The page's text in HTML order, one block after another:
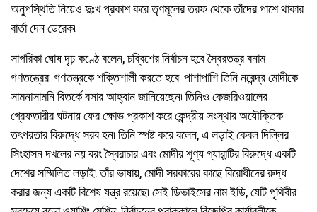
অনুপস্থিতি নিয়েও দুঃখ প্রকাশ করে তৃণমূলের তরফ থেকে তাঁদের পাশে থাকার
বার্তা দেন ডেরেক৷
সাগরিকা ঘোষ দৃঢ় কণ্ঠে বলেন, চব্বিশের নির্বাচন হবে স্বৈরতন্ত্র বনাম
গণতন্ত্রের৷ গণতন্ত্রকে শক্তিশালী করতে হবে৷ পাশাপাশি তিনি নরেন্দ্র মোদীকে
সামনাসামনি বিতর্কে বসার আহ্বান জানিয়েছেন৷ তিনিও কেজরিওয়ালের
গ্রেফতারীর ঘটনায় ফের ক্ষোভ প্রকাশ করে কেন্দ্রীয় সংস্থার অযৌক্তিক
তৎপরতার বিরুদ্ধে সরব হন৷ তিনি স্পষ্ট করে বলেন, এ লড়াই কেবল দিল্লির
সিংহাসন দখলের নয় বরং স্বৈরাচার এবং মোদীর শূণ্য গ্যারান্টির বিরুদ্ধে একটি
দেশের সম্মিলিত লড়াই৷ তাঁর ভাষায়, মোদী সরকারের কাছে বিরোধীদের রুদ্ধ
করার জন্য একটি বিশেষ যন্ত্র রয়েছে৷ সেই ডিভাইসের নাম ইডি, যেটি পৃথিবীর